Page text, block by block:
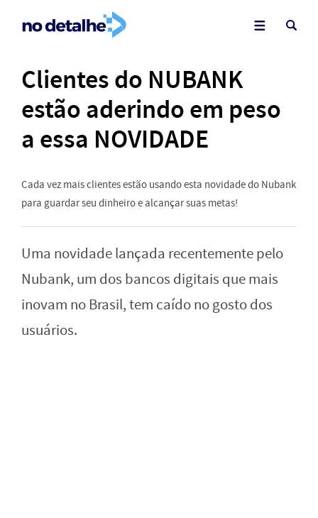
Clientes do NUBANK
estão aderindo em peso
a essa NOVIDADE
Cada vez mais clientes estão usando esta novidade do Nubank
para guardar seu dinheiro e alcançar suas metas!
Uma novidade lançada recentemente pelo
Nubank, um dos bancos digitais que mais
inovam no Brasil, tem caído no gosto dos
usuários.